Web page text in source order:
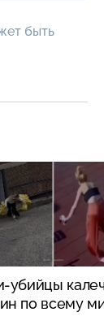
быть
убийцы
по всему